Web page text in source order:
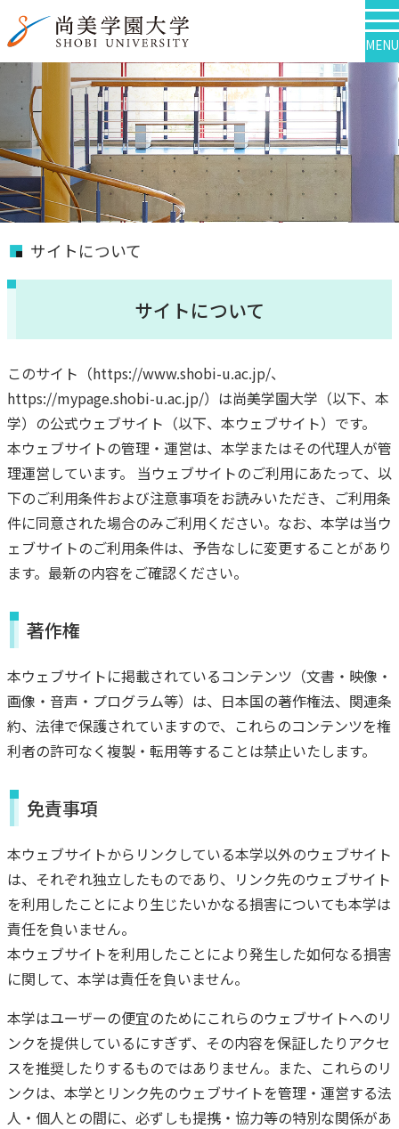
MENU
サイトについて
サイトについて
このサイト（https://www.shobi-u.ac.jp/、
https://mypage.shobi-u.ac.jp/）は尚美学園大学（以下、本
学）の公式ウェブサイト（以下、本ウェブサイト）です。
本ウェブサイトの管理・運営は、本学またはその代理人が管
理運営しています。 当ウェブサイトのご利用にあたって、以
下のご利用条件および注意事項をお読みいただき、ご利用条
件に同意された場合のみご利用ください。なお、本学は当ウ
ェブサイトのご利用条件は、予告なしに変更することがあり
ます。最新の内容をご確認ください。
著作権
本ウェブサイトに掲載されているコンテンツ（文書・映像・
画像・音声・プログラム等）は、日本国の著作権法、関連条
約、法律で保護されていますので、これらのコンテンツを権
利者の許可なく複製・転用等することは禁止いたします。
免責事項
本ウェブサイトからリンクしている本学以外のウェブサイト
は、それぞれ独立したものであり、リンク先のウェブサイト
を利用したことにより生じたいかなる損害についても本学は
責任を負いません。
本ウェブサイトを利用したことにより発生した如何なる損害
に関して、本学は責任を負いません。
本学はユーザーの便宜のためにこれらのウェブサイトへのリ
ンクを提供しているにすぎず、その内容を保証したりアクセ
スを推奨したりするものではありません。また、これらのリ
ンクは、本学とリンク先のウェブサイトを管理・運営する法
人・個人との間に、必ずしも提携・協力等の特別な関係があ